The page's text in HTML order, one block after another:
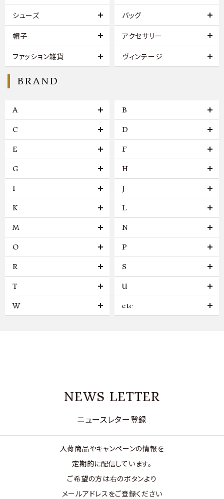
シューズ バッグ
帽子 アクセサリー
ファッション雑貨 ヴィンテージ
BRAND
A B
C D
E F
G H
I J
K L
M N
O P
R S
T U
W etc
NEWS LETTER
ニュースレター登録
入荷商品やキャンペーンの情報を
定期的に配信しています。
ご希望の方は右のボタンより
メールアドレスをご登録ください